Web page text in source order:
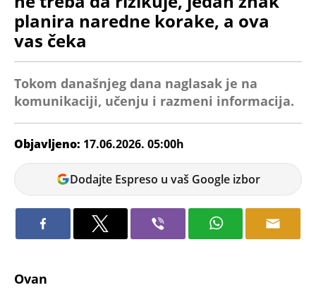
planira naredne korake, a ova
vas čeka
Tokom današnjeg dana naglasak je na
komunikaciji, učenju i razmeni informacija.
Objavljeno: 17.06.2026. 05:00h
Bojana
Savić
Dodajte Espreso u vaš Google izbor
Ovan